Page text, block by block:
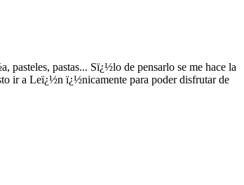
pastas... Sï¿½lo de pensarlo se me hace la
ir a Leï¿½n ï¿½nicamente para poder disfrutar de